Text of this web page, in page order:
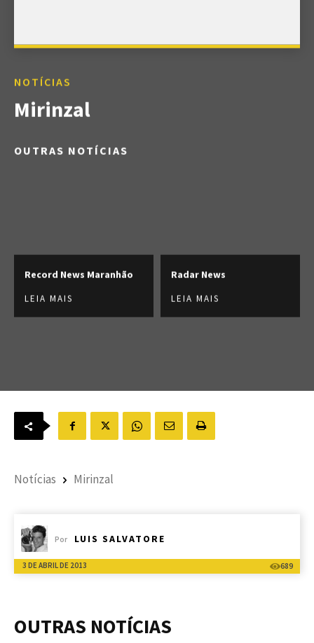
NOTÍCIAS
Mirinzal
OUTRAS NOTÍCIAS
Record News Maranhão
LEIA MAIS
Radar News
LEIA MAIS
Notícias Mirinzal
Por LUIS SALVATORE
3 DE ABRIL DE 2013 689
OUTRAS NOTÍCIAS